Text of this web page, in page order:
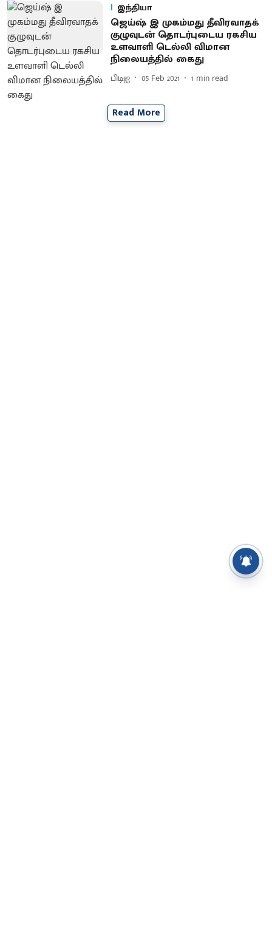
இந்தியா
ஜெய்ஷ் இ முகம்மது தீவிரவாதக்
குழுவுடன் தொடர்புடைய ரகசிய
உளவாளி டெல்லி விமான
நிலையத்தில் கைது
பிடிஐ 05 Feb 2021 1 min read
Read More